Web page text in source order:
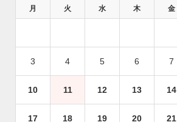
月 火 水 木 金
3 4 5 6 7
10 11 12 13 14
17 18 19 20 21